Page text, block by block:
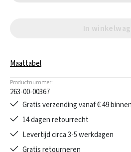
In
Maattabel
Productnummer:
263-00-00367
Gratis verzending vanaf € 49
14 dagen retourrecht
Levertijd circa 3-5 werkdagen
Gratis retourneren